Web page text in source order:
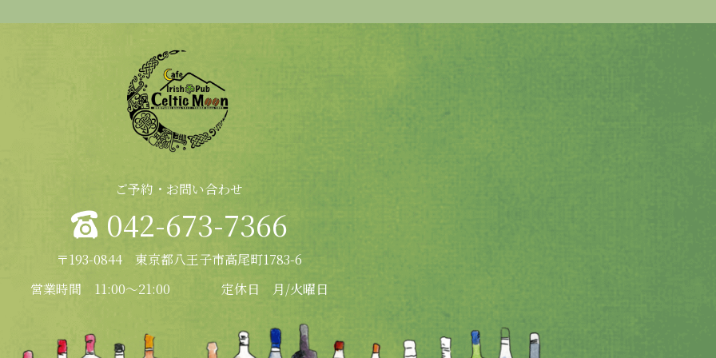
ご予約・お問い合わせ
042-673-7366
〒193-0844 東京都八王子市高尾町1783-6
営業時間 11:00～21:00
定休日 月/火曜日